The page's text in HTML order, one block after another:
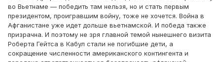
во Вьетнаме — победить там нельзя, но и стать первым
президентом, проигравшим войну, тоже не хочется. Война в
Афганистане уже идет дольше вьетнамской. И победа также
призрачна. И поэтому не зря главной темой нынешнего визита
Роберта Гейтса в Кабул стали не погибшие дети, а
сокращение численности американского контингента и